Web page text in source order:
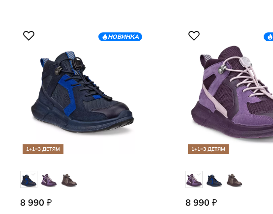
НОВИНКА
1+1=3 ДЕТЯМ
8 990 ₽
710912/61426
1+1=3 ДЕТЯМ
8 990 ₽
710912/61790